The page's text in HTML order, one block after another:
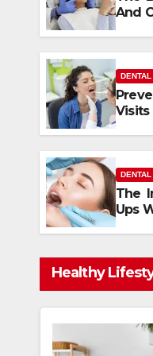
And
DENTAL
DENTAL
The
Ups
Healthy